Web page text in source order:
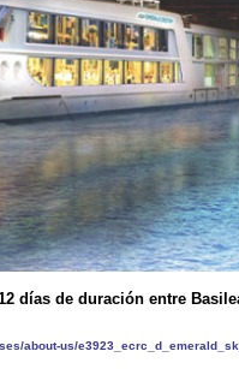
días de duración entre